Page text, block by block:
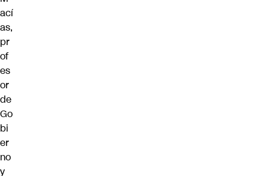
ací
as,
pr
of
es
or
de
Go
bi
er
no
y